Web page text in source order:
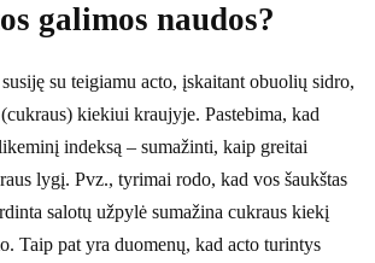
galimos naudos?
su teigiamu acto, įskaitant obuolių sidro,
kiekiui kraujyje. Pastebima, kad
indeksą – sumažinti, kaip greitai
lygį. Pvz., tyrimai rodo, kad vos šaukštas
salotų užpylė sumažina cukraus kiekį
Taip pat yra duomenų, kad acto turintys